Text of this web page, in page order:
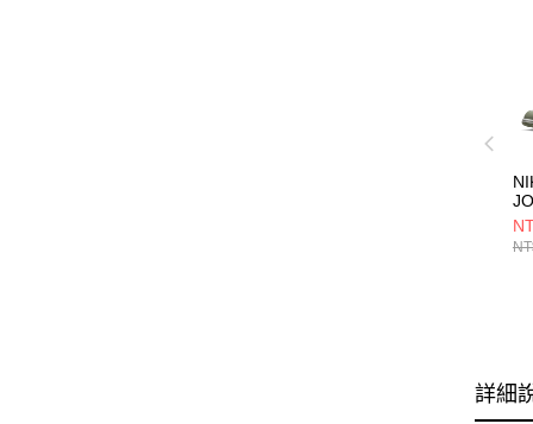
詳細